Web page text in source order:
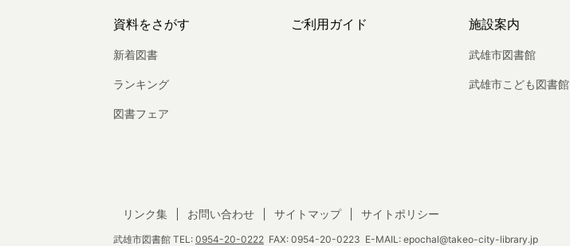
資料をさがす
新着図書
ランキング
図書フェア
ご利用ガイド 施設案内
武雄市図書館
武雄市こども図書館
武雄市図書館 TEL: 0954-20-0222 FAX: 0954-20-0223 E-MAIL: epochal@takeo-city-library.jp
リンク集 お問い合わせ サイトマップ サイトポリシー